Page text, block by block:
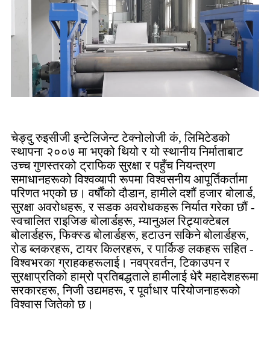
चेङ्दु रुइसीजी इन्टेलिजेन्ट टेक्नोलोजी कं, लिमिटेडको
स्थापना २००७ मा भएको थियो र यो स्थानीय निर्माताबाट
उच्च गुणस्तरको ट्राफिक सुरक्षा र पहुँच नियन्त्रण
समाधानहरूको विश्वव्यापी रूपमा विश्वसनीय आपूर्तिकर्तामा
परिणत भएको छ। वर्षौंको दौडान, हामीले दशौं हजार बोलार्ड,
सुरक्षा अवरोधहरू, र सडक अवरोधकहरू निर्यात गरेका छौं -
स्वचालित राइजिङ बोलार्डहरू, म्यानुअल रिट्र्याक्टेबल
बोलार्डहरू, फिक्स्ड बोलार्डहरू, हटाउन सकिने बोलार्डहरू,
रोड ब्लकरहरू, टायर किलरहरू, र पार्किङ लकहरू सहित -
विश्वभरका ग्राहकहरूलाई। नवप्रवर्तन, टिकाउपन र
सुरक्षाप्रतिको हाम्रो प्रतिबद्धताले हामीलाई धेरै महादेशहरूमा
सरकारहरू, निजी उद्यमहरू, र पूर्वाधार परियोजनाहरूको
विश्वास जितेको छ।